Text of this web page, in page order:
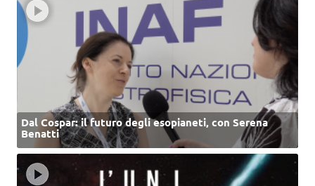
Dal Cospar: il futuro degli esopianeti, con Serena
Benatti